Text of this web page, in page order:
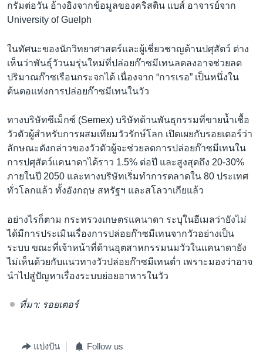
กรัมต่อวัน อ้างอิงจากข้อมูลของคริสติน แบส์ อาจารย์จาก
University of Guelph
ในทัศนะของนักวิทยาศาสตร์และผู้เชี่ยวชาญด้านปศุสัตว์ ต่าง
เห็นว่าพันธุ์วัวนมรุ่นใหม่ที่ปล่อยก๊าซมีเทนลดลงอาจช่วยลด
ปริมาณก๊าซเรือนกระจกได้ เนื่องจาก “การเรอ” เป็นหนึ่งใน
ต้นตอแห่งการปล่อยก๊าซมีเทนในวัว
ทางบริษัทซีเม็กซ์ (Semex) บริษัทด้านพันธุกรรมที่ขายน้ำเชื้อ
วัวตัวผู้สำหรับการผสมเทียมวัวรักษ์โลก เปิดเผยกับรอยเตอร์ว่า
ลักษณะดังกล่าวของวัวตัวผู้จะช่วยลดการปล่อยก๊าซมีเทนใน
การปศุสัตว์แคนาดาได้ราว 1.5% ต่อปี และสูงสุดถึง 20-30%
ภายในปี 2050 และทางบริษัทเริ่มทำการตลาดใน 80 ประเทศ
ทั่วโลกแล้ว ทั้งอังกฤษ สหรัฐฯ และสโลวาเกียแล้ว
อย่างไรก็ตาม กระทรวงเกษตรแคนาดา ระบุในอีเมลว่ายังไม่
ได้มีการประเมินเรื่องการปล่อยก๊าซมีเทนจากวัวอย่างเป็น
ระบบ ขณะที่เจ้าหน้าที่ด้านอุตสาหกรรมนมวัวในแคนาดายัง
ไม่เห็นด้วยกับแนวทางวัวปล่อยก๊าซมีเทนต่ำ เพราะมองว่าอาจ
นำไปสู่ปัญหาเรื่องระบบย่อยอาหารในวัว
ที่มา: รอยเตอร์
แบ่งปัน Follow us